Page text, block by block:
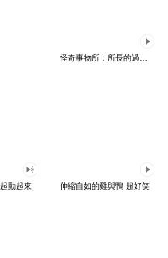
動起來 伸縮自如的雞與鴨 超好笑